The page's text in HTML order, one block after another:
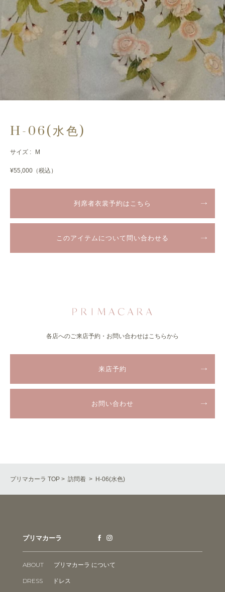
H-06(水色)
サイズ : M
¥55,000（税込）
列席者衣裳予約はこちら
このアイテムについて問い合わせる
各店へのご来店予約・お問い合わせはこちらから
来店予約
お問い合わせ
プリマカーラ TOP > 訪問着 > H-06(水色)
プリマカーラ
ABOUT プリマカーラ について
DRESS ドレス